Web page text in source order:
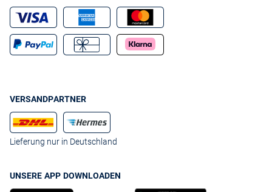
VERSANDPARTNER
Lieferung nur in Deutschland
UNSERE APP DOWNLOADEN